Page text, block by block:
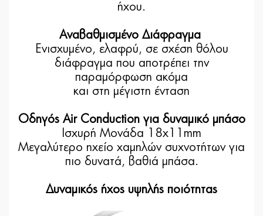
ήχου.
Αναβαθμισμένο Διάφραγμα
Ενισχυμένο, ελαφρύ, σε σχέση θόλου
διάφραγμα που αποτρέπει την
παραμόρφωση ακόμα
και στη μέγιστη ένταση
Οδηγός Air Conduction για δυναμικό μπάσο
Ισχυρή Μονάδα 18x11mm
Μεγαλύτερο ηχείο χαμηλών συχνοτήτων για
πιο δυνατά, βαθιά μπάσα.
Δυναμικός ήχος υψηλής ποιότητας